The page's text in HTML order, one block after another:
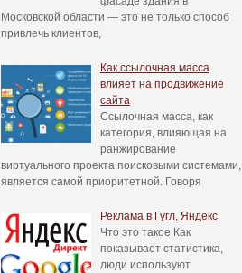
Московской области — это не только способ
привлечь клиентов,
Как ссылочная масса
влияет на продвижение
сайта
Ссылочная масса, как
категория, влияющая на
ранжирование
виртуального проекта поисковыми системами,
является самой приоритетной. Говоря
Реклама в Гугл, Яндекс
Что это такое Как
показывает статистика,
люди используют